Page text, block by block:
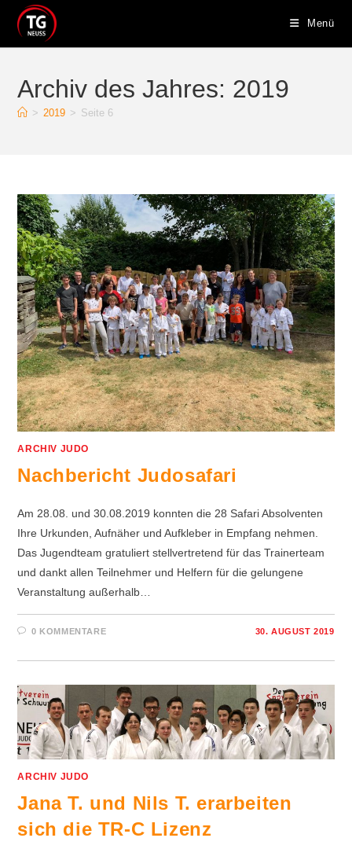
Inhalt
springen
Menü
Archiv des Jahres: 2019
> 2019 > Seite 6
ARCHIV JUDO
Nachbericht Judosafari
Am 28.08. und 30.08.2019 konnten die 28 Safari Absolventen
Ihre Urkunden, Aufnäher und Aufkleber in Empfang nehmen.
Das Jugendteam gratuliert stellvertretend für das Trainerteam
und dankt allen Teilnehmer und Helfern für die gelungene
Veranstaltung außerhalb…
0 KOMMENTARE 30. AUGUST 2019
ARCHIV JUDO
Jana T. und Nils T. erarbeiten
sich die TR-C Lizenz